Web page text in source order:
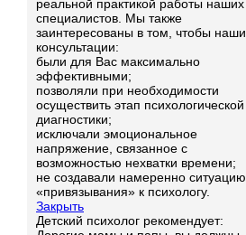
реальной практикой работы наших
специалистов. Мы также
заинтересованы в том, чтобы наши
консультации:
были для Вас максимально
эффективными;
позволяли при необходимости
осуществить этап психологической
диагностики;
исключали эмоциональное
напряжение, связанное с
возможностью нехватки времени;
не создавали намеренно ситуацию
«привязывания» к психологу.
Закрыть
Детский психолог рекомендует: